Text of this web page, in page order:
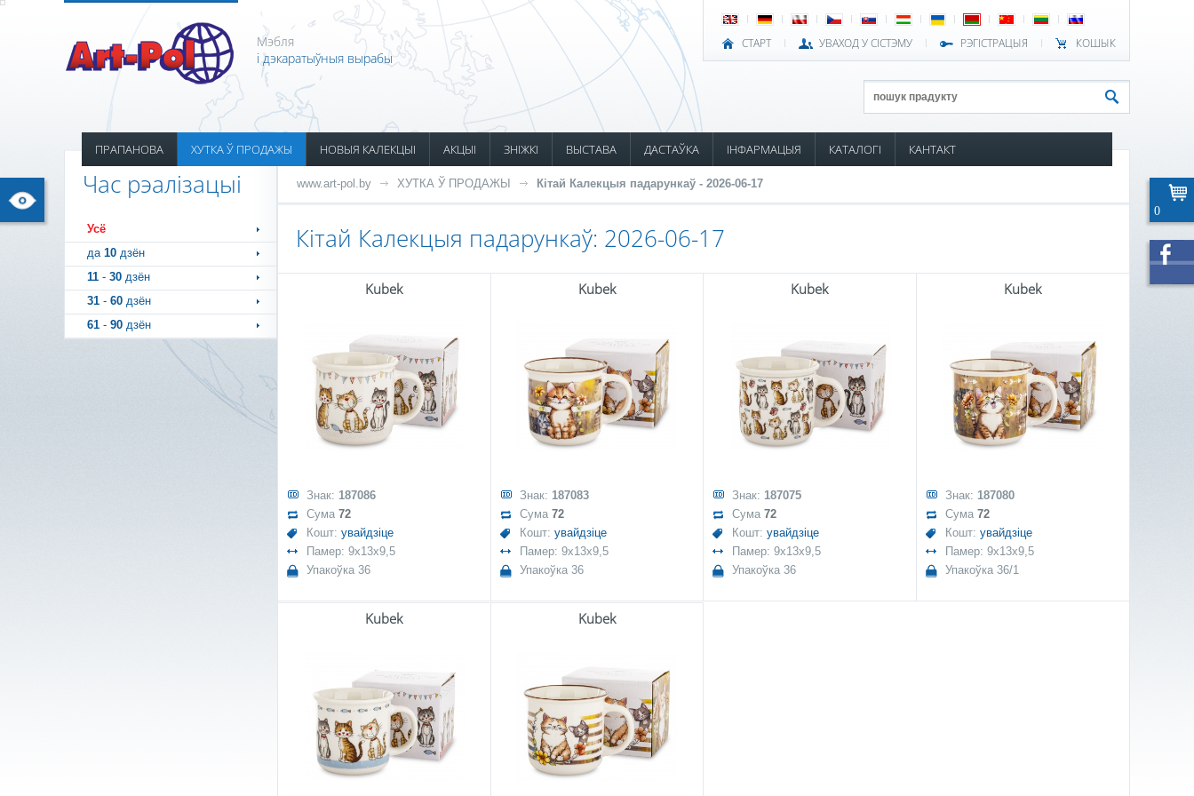
СТАРТ УВАХОД У СІСТЭМУ РЭГІСТРАЦЫЯ КОШЫК
Мэбля
і дэкаратыўныя вырабы
ПРАПАНОВА ХУТКА Ў ПРОДАЖЫ НОВЫЯ КАЛЕКЦЫІ АКЦЫІ ЗНІЖКІ ВЫСТАВА ДАСТАЎКА ІНФАРМАЦЫЯ КАТАЛОГІ КАНТАКТ
Час рэалізацыі
Усё
да 10 дзён
11 - 30 дзён
31 - 60 дзён
61 - 90 дзён
www.art-pol.by ХУТКА Ў ПРОДАЖЫ Кітай Калекцыя падарункаў - 2026-06-17
Кітай Калекцыя падарункаў: 2026-06-17
Kubek
Знак: 187086
Сума 72
Кошт: увайдзіце
Памер: 9x13x9,5
Упакоўка 36
Kubek
Знак: 187083
Сума 72
Кошт: увайдзіце
Памер: 9x13x9,5
Упакоўка 36
Kubek
Знак: 187075
Сума 72
Кошт: увайдзіце
Памер: 9x13x9,5
Упакоўка 36
Kubek
Знак: 187080
Сума 72
Кошт: увайдзіце
Памер: 9x13x9,5
Упакоўка 36/1
Kubek Kubek
0